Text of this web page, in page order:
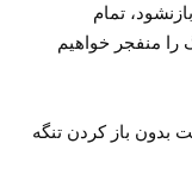
تمام
را منفجر خواهیم
باز کردن تنگه